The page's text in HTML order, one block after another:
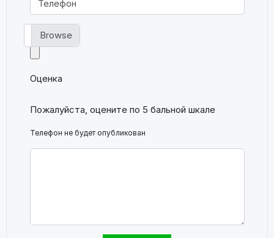
Фото
Оценка
Пожалуйста, оцените по 5 бальной шкале
Телефон не будет опубликован